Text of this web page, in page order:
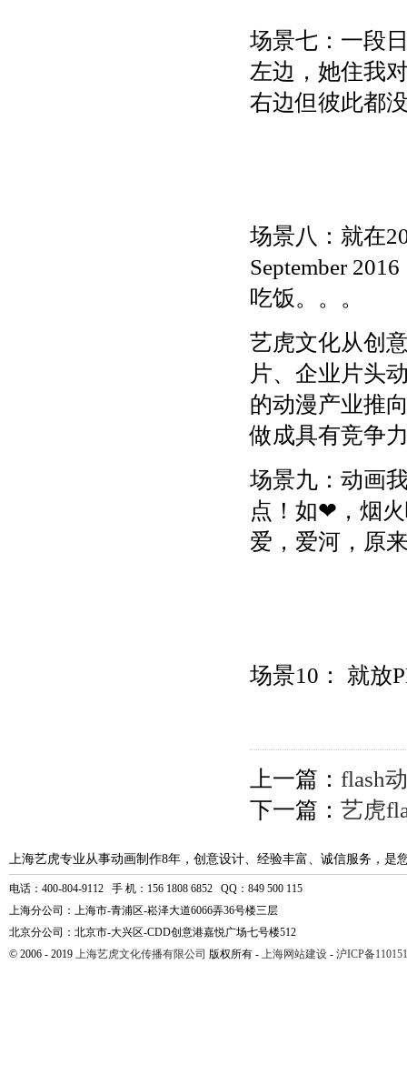
场景七：一段
左边，她住我
右边但彼此都
场景八：就在
September
吃饭。。。
艺虎文化从创
片、企业片头
的动漫产业推
做成具有竞争
场景九：动画
点！如❤，烟
爱，爱河，原
场景10： 就放
上一篇： flash
下一篇： 艺虎
上海艺虎专业从事动画制作8年，创意设计、经验丰富、诚信服务，是
电话：400-804-9112 手 机：156 1808 6852 QQ：849 500 115
上海分公司：上海市-青浦区-崧泽大道6066弄36号楼三层
北京分公司：北京市-大兴区-CDD创意港嘉悦广场七号楼512
© 2006 - 2019 上海艺虎文化传播有限公司 版权所有 - 上海网站建设 - 沪ICP备